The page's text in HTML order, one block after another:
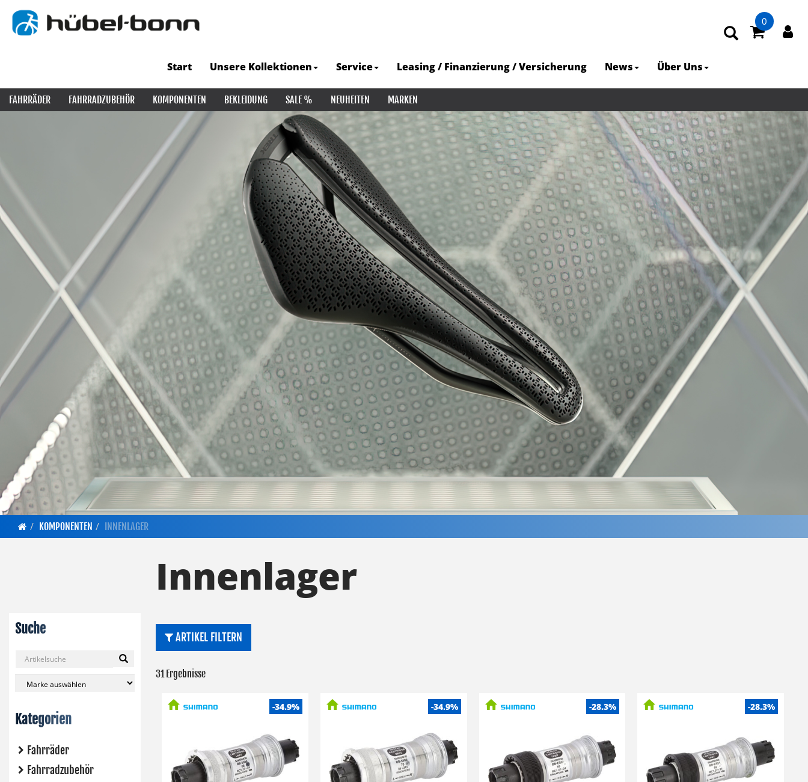
0
Start Unsere Kollektionen Service Leasing / Finanzierung / Versicherung News Über Uns
FAHRRÄDER FAHRRADZUBEHÖR KOMPONENTEN BEKLEIDUNG SALE % NEUHEITEN MARKEN
KOMPONENTEN INNENLAGER
Suche
Kategorien
Fahrräder
Fahrradzubehör
Innenlager
ARTIKEL FILTERN
31 Ergebnisse
-34.9% -34.9% -28.3% -28.3%